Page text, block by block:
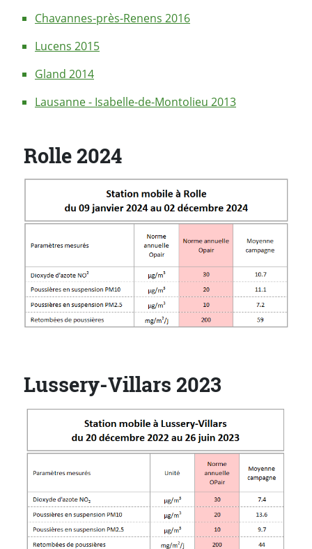
Chavannes-près-Renens 2016
Lucens 2015
Gland 2014
Lausanne - Isabelle-de-Montolieu 2013
Rolle 2024
Lussery-Villars 2023